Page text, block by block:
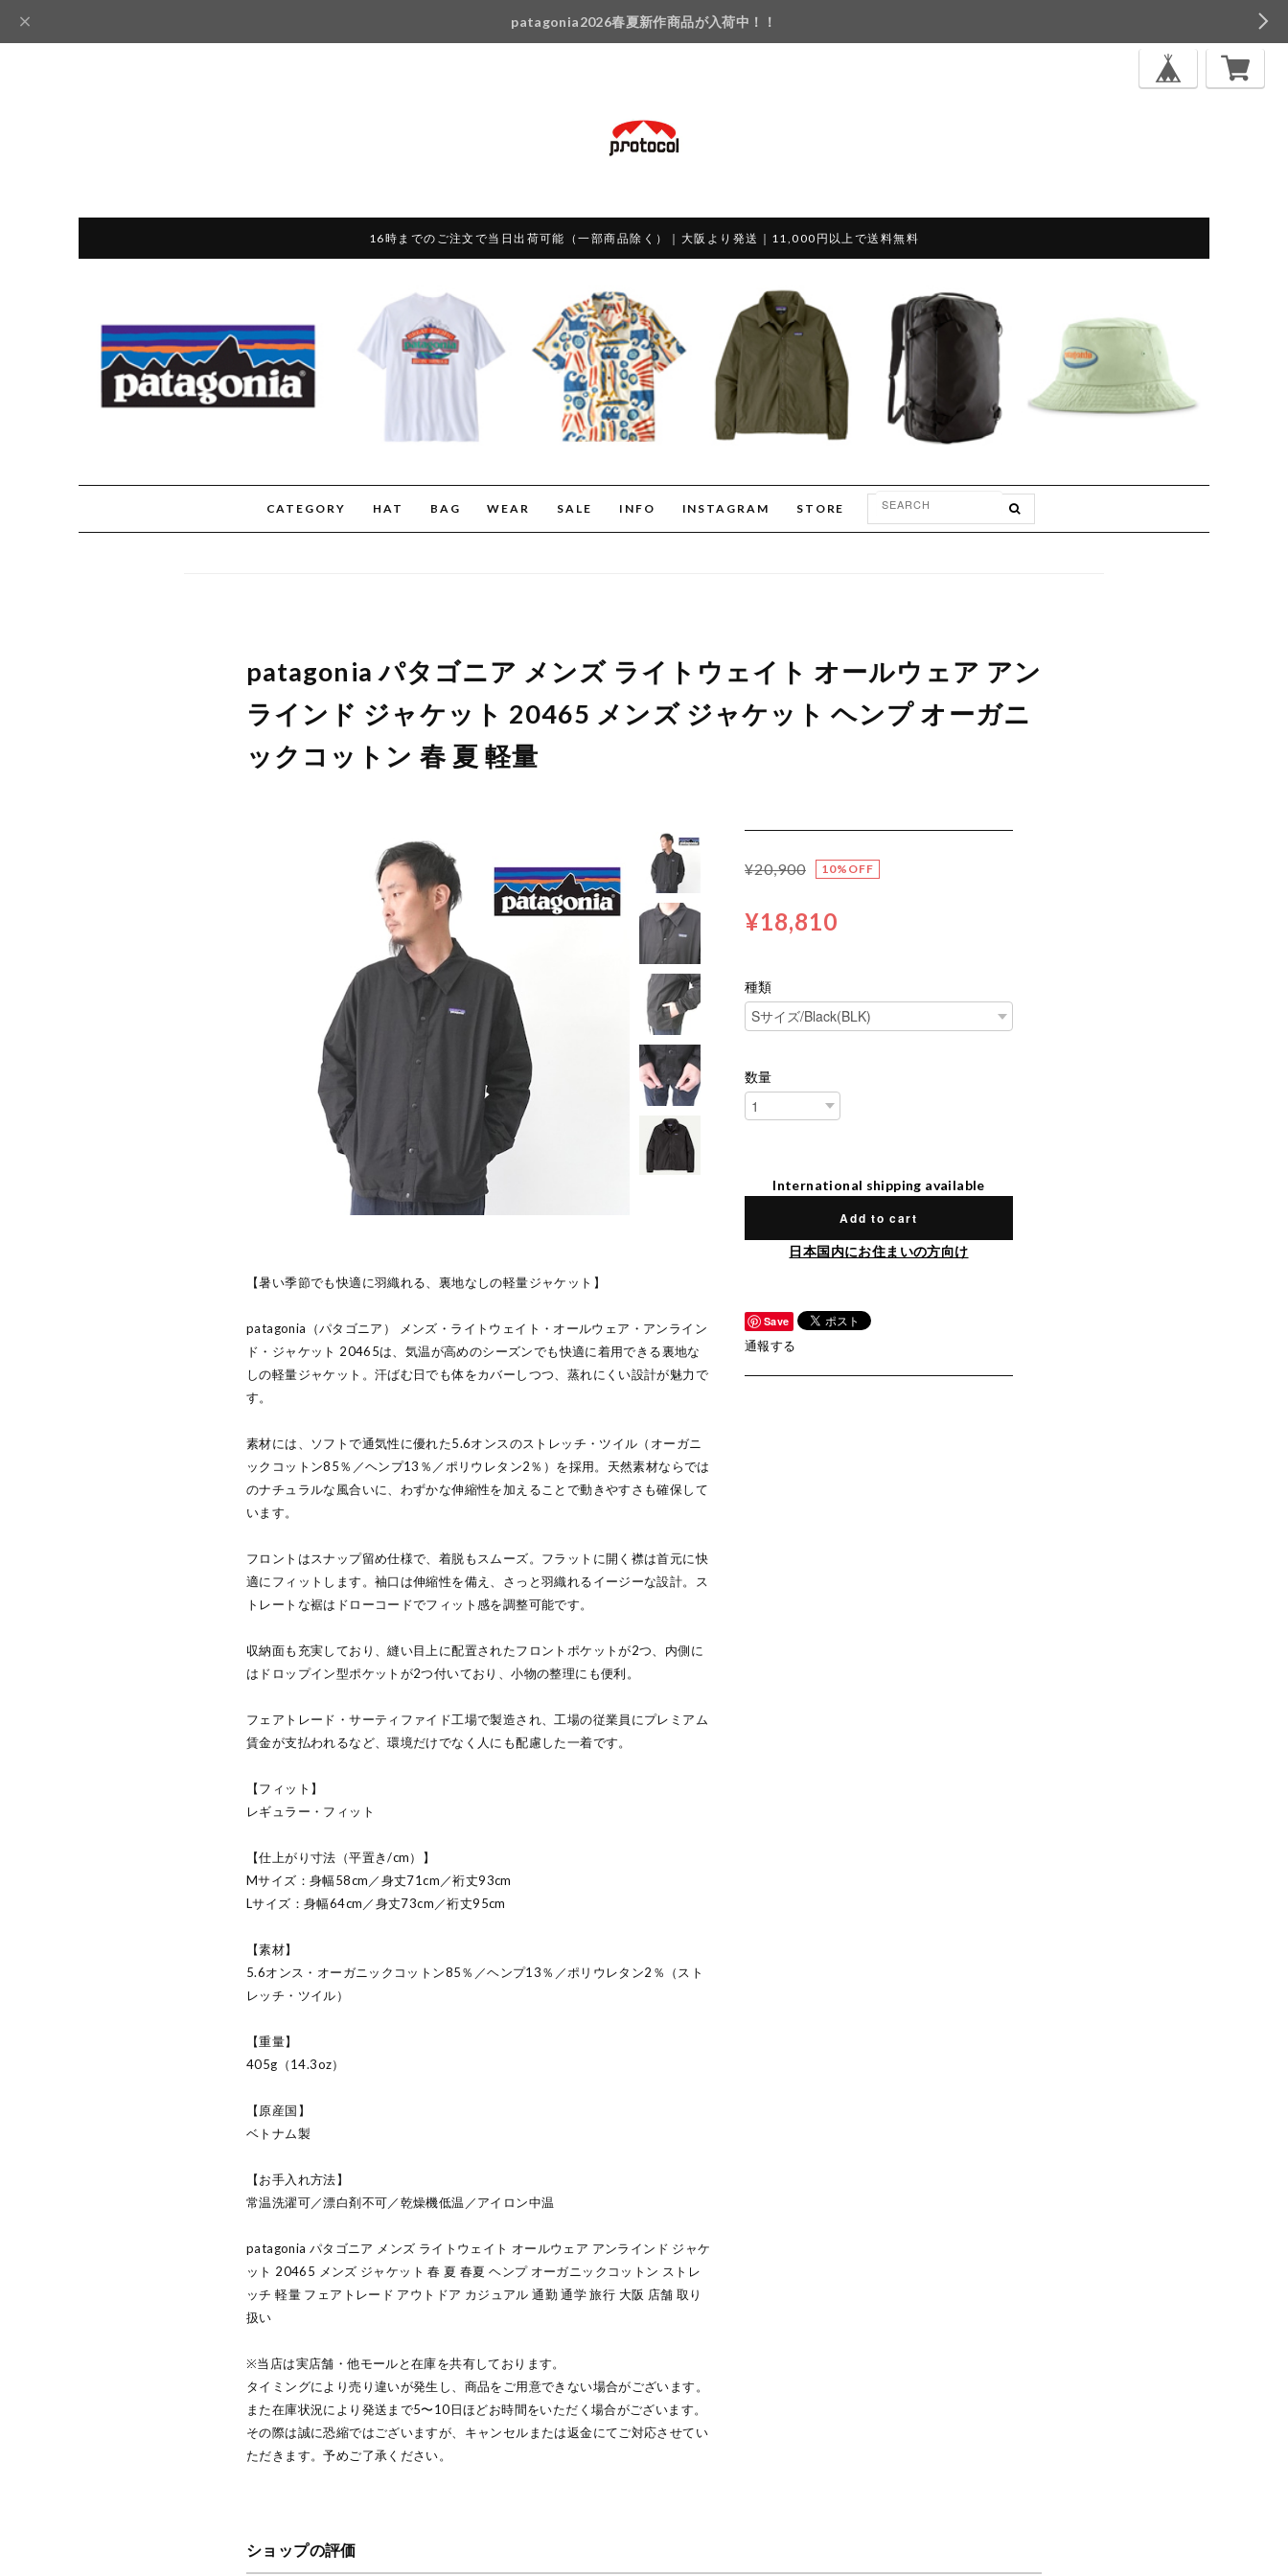
patagonia2026春夏新作商品が入荷中！！
16時までのご注文で当日出荷可能（一部商品除く）｜大阪より発送｜11,000円以上で送料無料
CATEGORY HAT BAG WEAR SALE INFO INSTAGRAM STORE
patagonia パタゴニア メンズ ライトウェイト オールウェア アン
ラインド ジャケット 20465 メンズ ジャケット ヘンプ オーガニ
ックコットン 春 夏 軽量
【暑い季節でも快適に羽織れる、裏地なしの軽量ジャケット】
patagonia（パタゴニア） メンズ・ライトウェイト・オールウェア・アンライン
ド・ジャケット 20465は、気温が高めのシーズンでも快適に着用できる裏地な
しの軽量ジャケット。汗ばむ日でも体をカバーしつつ、蒸れにくい設計が魅力で
す。
素材には、ソフトで通気性に優れた5.6オンスのストレッチ・ツイル（オーガニ
ックコットン85％／ヘンプ13％／ポリウレタン2％）を採用。天然素材ならでは
のナチュラルな風合いに、わずかな伸縮性を加えることで動きやすさも確保して
います。
フロントはスナップ留め仕様で、着脱もスムーズ。フラットに開く襟は首元に快
適にフィットします。袖口は伸縮性を備え、さっと羽織れるイージーな設計。ス
トレートな裾はドローコードでフィット感を調整可能です。
収納面も充実しており、縫い目上に配置されたフロントポケットが2つ、内側に
はドロップイン型ポケットが2つ付いており、小物の整理にも便利。
フェアトレード・サーティファイド工場で製造され、工場の従業員にプレミアム
賃金が支払われるなど、環境だけでなく人にも配慮した一着です。
【フィット】
レギュラー・フィット
【仕上がり寸法（平置き/cm）】
Mサイズ：身幅58cm／身丈71cm／裄丈93cm
Lサイズ：身幅64cm／身丈73cm／裄丈95cm
【素材】
5.6オンス・オーガニックコットン85％／ヘンプ13％／ポリウレタン2％（スト
レッチ・ツイル）
【重量】
405g（14.3oz）
【原産国】
ベトナム製
【お手入れ方法】
常温洗濯可／漂白剤不可／乾燥機低温／アイロン中温
patagonia パタゴニア メンズ ライトウェイト オールウェア アンラインド ジャケ
ット 20465 メンズ ジャケット 春 夏 春夏 ヘンプ オーガニックコットン ストレ
ッチ 軽量 フェアトレード アウトドア カジュアル 通勤 通学 旅行 大阪 店舗 取り
扱い
※当店は実店舗・他モールと在庫を共有しております。
タイミングにより売り違いが発生し、商品をご用意できない場合がございます。
また在庫状況により発送まで5〜10日ほどお時間をいただく場合がございます。
その際は誠に恐縮ではございますが、キャンセルまたは返金にてご対応させてい
ただきます。予めご了承ください。
¥20,900 10%OFF
¥18,810
種類
数量
International shipping available
Add to cart
日本国内にお住まいの方向け
Save
通報する
ショップの評価